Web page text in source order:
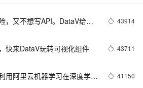
，又不想写API。DataV给你
43914
快来DataV玩转可视化组件 43711
用阿里云机器学习在深度学习
41150